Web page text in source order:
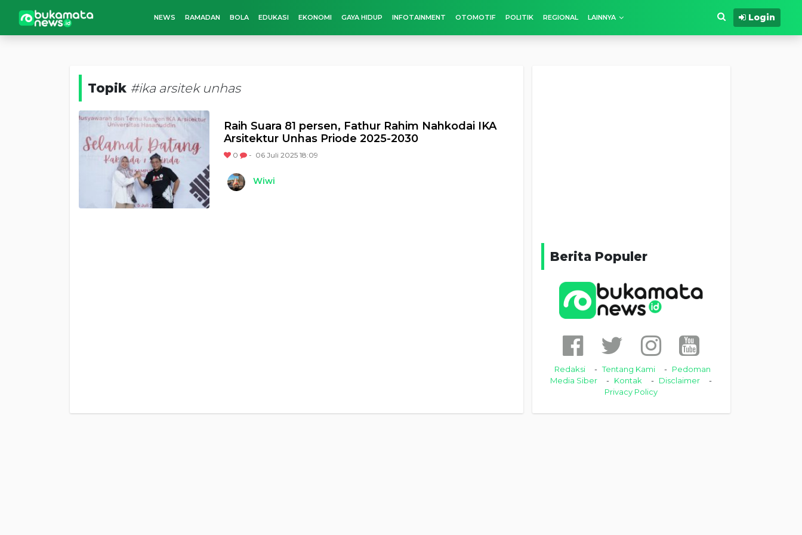
NEWS RAMADAN BOLA EDUKASI EKONOMI GAYA HIDUP INFOTAINMENT OTOMOTIF POLITIK REGIONAL LAINNYA Login
Topik #ika arsitek unhas
Raih Suara 81 persen, Fathur Rahim Nahkodai IKA
Arsitektur Unhas Priode 2025-2030
0 - 06 Juli 2025 18:09
Wiwi
Berita Populer
Redaksi Tentang Kami
Pedoman
Media Siber
Kontak
Disclaimer
Privacy Policy